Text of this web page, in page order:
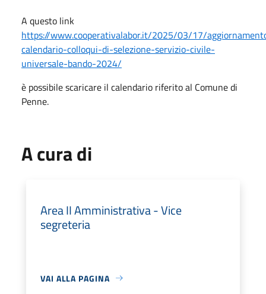
A questo link
https://www.cooperativalabor.it/2025/03/17/
calendario-colloqui-di-selezione-servizio-civile-
universale-bando-2024/
è possibile scaricare il calendario riferito al Comune di
Penne.
A cura di
Area II Amministrativa - Vice
segreteria
VAI ALLA PAGINA